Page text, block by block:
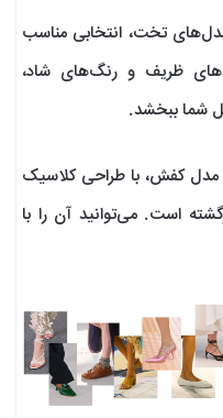
تخت، انتخابی مناسب
ظریف و رنگ‌های شاد،
شما ببخشد.
مدل کفش، با طراحی کلاسیک
است. می‌توانید آن را با